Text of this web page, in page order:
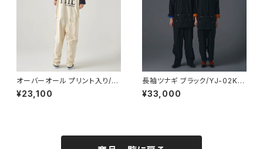
オーバーオール プリント入り/Y
J-04_The
¥23,100
長袖ツナギ ブラック/YJ-02K
エプロン付き
¥33,000